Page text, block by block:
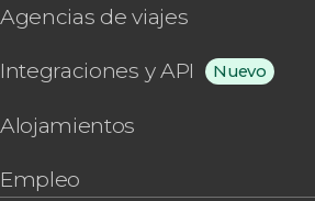
Agencias de viajes
Integraciones y API Nuevo
Alojamientos
Empleo